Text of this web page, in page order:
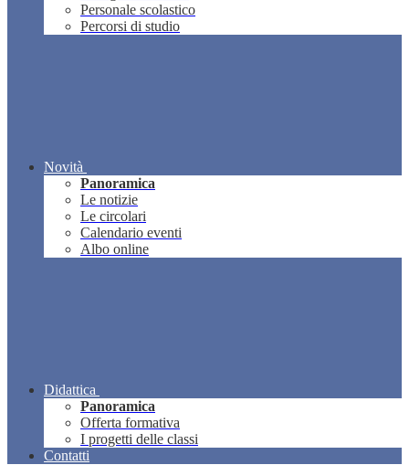
Personale scolastico
Percorsi di studio
Novità
Panoramica
Le notizie
Le circolari
Calendario eventi
Albo online
Didattica
Panoramica
Offerta formativa
I progetti delle classi
Contatti